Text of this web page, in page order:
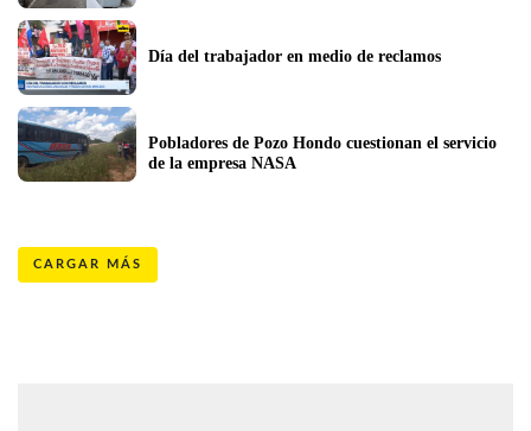
Día del trabajador en medio de reclamos
Pobladores de Pozo Hondo cuestionan el servicio
CARGAR MÁS